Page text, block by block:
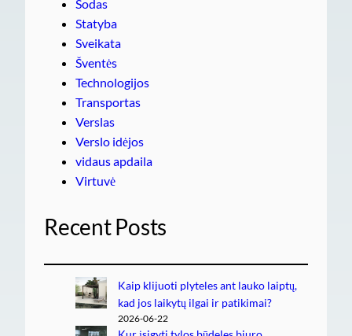
Sodas
Statyba
Sveikata
Šventės
Technologijos
Transportas
Verslas
Verslo idėjos
vidaus apdaila
Virtuvė
Recent Posts
Kaip klijuoti plyteles ant lauko laiptų,
kad jos laikytų ilgai ir patikimai?
2026-06-22